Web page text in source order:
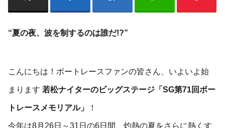
“夏の夜、波を制するのは誰だ!?”
こんにちは！ボートレースファンの皆さん、いよいよ始
まります若松ナイターのビッグステージ「SG第71回ボー
トレースメモリアル」
！
今年は8月26日～31日の6日間、灼熱の夏をさらに熱くす